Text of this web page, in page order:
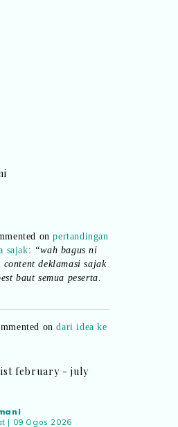
sajak:“wah bagus ni
deklamasi sajak
baut semua peserta.
permainan:“Selain
terbaik!”
on
mencipta sajak
february - july
| 09 Ogos 2026